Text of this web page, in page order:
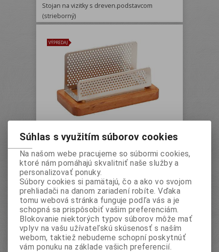
Stojan na vizitky s dreven.podstavcom
(strieborný)
VÝPREDAJ
Stojan na vizitky s
(strieborný)
Vaša cena bez DPH:
Vaša cena s DPH:4,80 EUR
ks
Pridať do košíka
Súhlas s využitím súborov cookies
Na našom webe pracujeme so súbormi cookies,
ktoré nám pomáhajú skvalitniť naše služby a
personalizovať ponuky.
Súbory cookies si pamätajú, čo a ako vo svojom
prehliadači na danom zariadení robíte. Vďaka
tomu webová stránka funguje podľa vás a je
schopná sa prispôsobiť vašim preferenciám.
Blokovanie niektorých typov súborov môže mať
vplyv na vašu užívateľskú skúsenosť s naším
webom, taktiež nebudeme schopní poskytnúť
vám ponuku na základe vašich preferencií.